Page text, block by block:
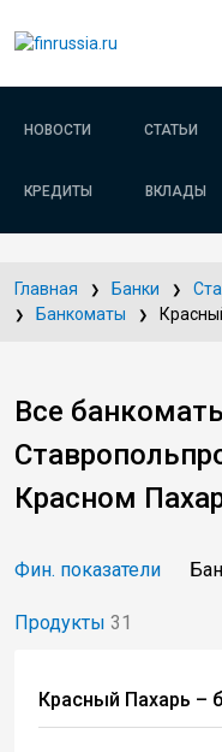
НОВОСТИ СТАТЬИ
КРЕДИТЫ ВКЛАДЫ
Главная Банки
Банкоматы
Все
Красном
Фин. показатели
Продукты 31
Красный Пахарь –